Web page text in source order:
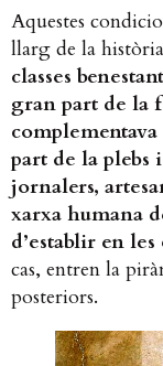
Aquestes
llarg de la
classes
gran part de la
part de la plebs
jornalers,
xarxa humana
d’establir en les
cas, entren la
posteriors.